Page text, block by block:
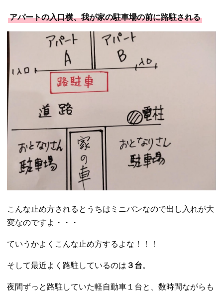
アパートの入口横、我が家の駐車場の前に路駐される
こんな止め方されるとうちはミニバンなので出し入れが大
変なのですよ・・・
ていうかよくこんな止め方するよな！！！
そして最近よく路駐しているのは ３台。
夜間ずっと路駐していた軽自動車１台と、数時間ながらも